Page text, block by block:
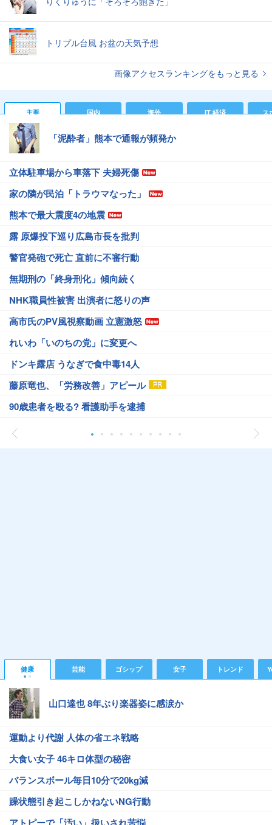
トリプル台風 お盆の天気予想
画像アクセスランキングをもっと見る
主要 国内 海外 IT 経済 ス
「泥酔者」熊本で通報が頻発か
立体駐車場から車落下 夫婦死傷
家の隣が民泊「トラウマなった」
熊本で最大震度4の地震
露 原爆投下巡り広島市長を批判
警官発砲で死亡 直前に不審行動
無期刑の「終身刑化」傾向続く
NHK職員性被害 出演者に怒りの声
高市氏のPV風視察動画 立憲激怒
れいわ「いのちの党」に変更へ
ドンキ露店 うなぎで食中毒14人
藤原竜也、「労務改善」アピール
90歳患者を殴る? 看護助手を逮捕
健康 芸能 ゴシップ 女子 トレンド
山口達也 8年ぶり楽器姿に感涙か
運動より代謝 人体の省エネ戦略
大食い女子 46キロ体型の秘密
バランスボール毎日10分で20kg減
躁状態引き起こしかねないNG行動